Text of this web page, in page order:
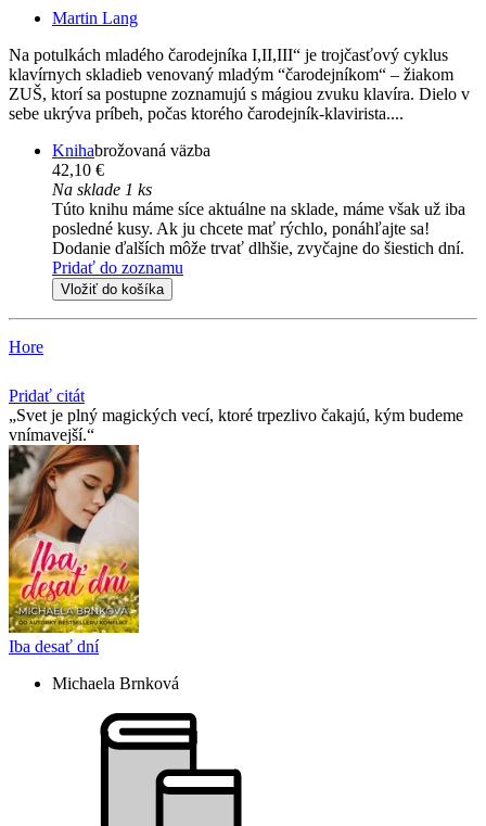
Martin Lang
Na potulkách mladého čarodejníka I,II,III“ je trojčasťový cyklus
klavírnych skladieb venovaný mladým “čarodejníkom“ – žiakom
ZUŠ, ktorí sa postupne zoznamujú s mágiou zvuku klavíra. Dielo v
sebe ukrýva príbeh, počas ktorého čarodejník-klavirista....
Knihabrožovaná väzba
42,10 €
Na sklade 1 ks
Túto knihu máme síce aktuálne na sklade, máme však už iba
posledné kusy. Ak ju chcete mať rýchlo, ponáhľajte sa!
Dodanie ďalších môže trvať dlhšie, zvyčajne do šiestich dní.
Pridať do zoznamu
Vložiť do košíka
Hore
Pridať citát
Svet je plný magických vecí, ktoré trpezlivo čakajú, kým budeme
vnímavejší.
Iba desať dní
Michaela Brnková